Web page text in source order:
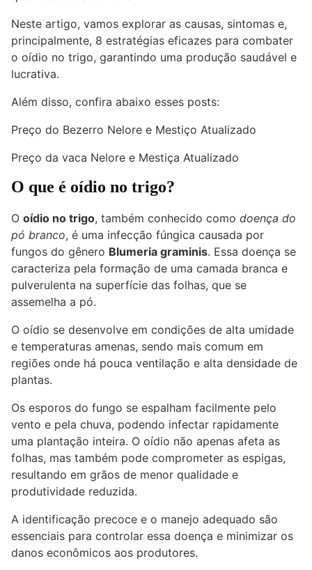
Neste artigo, vamos explorar as causas, sintomas e,
principalmente, 8 estratégias eficazes para combater
o oídio no trigo, garantindo uma produção saudável e
lucrativa.
Além disso, confira abaixo esses posts:
Preço do Bezerro Nelore e Mestiço Atualizado
Preço da vaca Nelore e Mestiça Atualizado
O que é oídio no trigo?
O oídio no trigo, também conhecido como doença do
pó branco, é uma infecção fúngica causada por
fungos do gênero Blumeria graminis. Essa doença se
caracteriza pela formação de uma camada branca e
pulverulenta na superfície das folhas, que se
assemelha a pó.
O oídio se desenvolve em condições de alta umidade
e temperaturas amenas, sendo mais comum em
regiões onde há pouca ventilação e alta densidade de
plantas.
Os esporos do fungo se espalham facilmente pelo
vento e pela chuva, podendo infectar rapidamente
uma plantação inteira. O oídio não apenas afeta as
folhas, mas também pode comprometer as espigas,
resultando em grãos de menor qualidade e
produtividade reduzida.
A identificação precoce e o manejo adequado são
essenciais para controlar essa doença e minimizar os
danos econômicos aos produtores.